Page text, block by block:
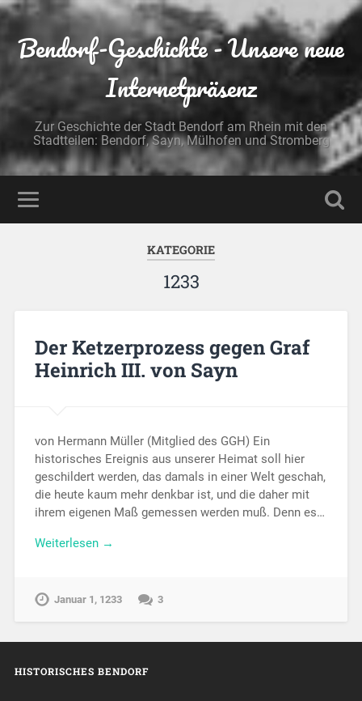
Bendorf-Geschichte - Unsere neue
Internetpräsenz
Zur Geschichte der Stadt Bendorf am Rhein mit den
Stadtteilen: Bendorf, Sayn, Mülhofen und Stromberg
KATEGORIE
1233
Der Ketzerprozess gegen Graf
Heinrich III. von Sayn
von Hermann Müller (Mitglied des GGH) Ein
historisches Ereignis aus unserer Heimat soll hier
geschildert werden, das damals in einer Welt geschah,
die heute kaum mehr denkbar ist, und die daher mit
ihrem eigenen Maß gemessen werden muß. Denn es…
Weiterlesen →
Januar 1, 1233 3
HISTORISCHES BENDORF